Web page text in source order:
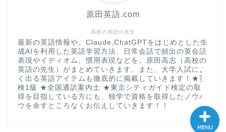
高校の英語の先生
原田英語.com
最新の英語情報や、Claude,ChatGPTをはじめとした生
成AIを利用した英語学習方法、日常会話で頻出の英会話
表現やイディオム、慣用表現などを、原田高志（高校の
英語の先生）がまとめていきます。また、大学入試によ
く出る英語アイテムも徹底的に掲載していきます！★英
検1級 ★全国通訳案内士 ★東京シティガイド検定の取
得を目指している方にも、独学で資格を取得したノウハ
ウを余すところなくお伝えしていきます！！
MENU
CONTACT